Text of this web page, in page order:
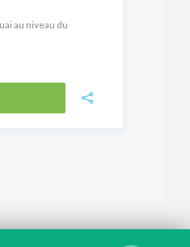
au niveau du